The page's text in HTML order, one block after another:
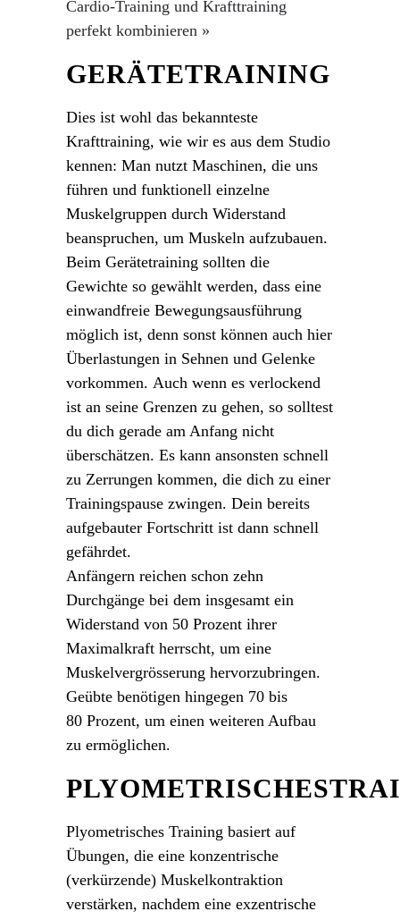
Cardio-Training und Krafttraining
perfekt kombinieren »
GERÄTETRAINING
Dies ist wohl das bekannteste
Krafttraining, wie wir es aus dem Studio
kennen: Man nutzt Maschinen, die uns
führen und funktionell einzelne
Muskelgruppen durch Widerstand
beanspruchen, um Muskeln aufzubauen.
Beim Gerätetraining sollten die
Gewichte so gewählt werden, dass eine
einwandfreie Bewegungsausführung
möglich ist, denn sonst können auch hier
Überlastungen in Sehnen und Gelenke
vorkommen. Auch wenn es verlockend
ist an seine Grenzen zu gehen, so solltest
du dich gerade am Anfang nicht
überschätzen. Es kann ansonsten schnell
zu Zerrungen kommen, die dich zu einer
Trainingspause zwingen. Dein bereits
aufgebauter Fortschritt ist dann schnell
gefährdet.
Anfängern reichen schon zehn
Durchgänge bei dem insgesamt ein
Widerstand von 50 Prozent ihrer
Maximalkraft herrscht, um eine
Muskelvergrösserung hervorzubringen.
Geübte benötigen hingegen 70 bis
80 Prozent, um einen weiteren Aufbau
zu ermöglichen.
Plyometrisches Training basiert auf
Übungen, die eine konzentrische
(verkürzende) Muskelkontraktion
verstärken, nachdem eine exzentrische